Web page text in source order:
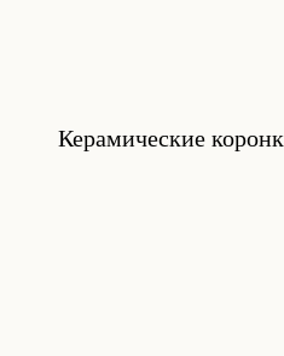
Керамические